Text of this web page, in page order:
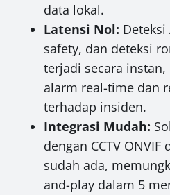
data lokal.
Latensi Nol: Deteksi
safety, dan deteksi
terjadi secara
alarm real-time dan
terhadap insiden.
Integrasi Mudah:
dengan CCTV ONVIF
sudah ada,
and-play dalam 5